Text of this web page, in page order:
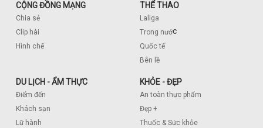
CỘNG ĐỒNG MẠNG
Chia sẻ
Clip hài
Hình chế
THỂ THAO
Laliga
Trong nước
Quốc tế
Bên lề
DU LỊCH - ẨM THỰC
Điểm đến
Khách sạn
Lữ hành
KHỎE - ĐẸP
An toàn thực phẩm
Đẹp +
Thuốc & Sức khỏe